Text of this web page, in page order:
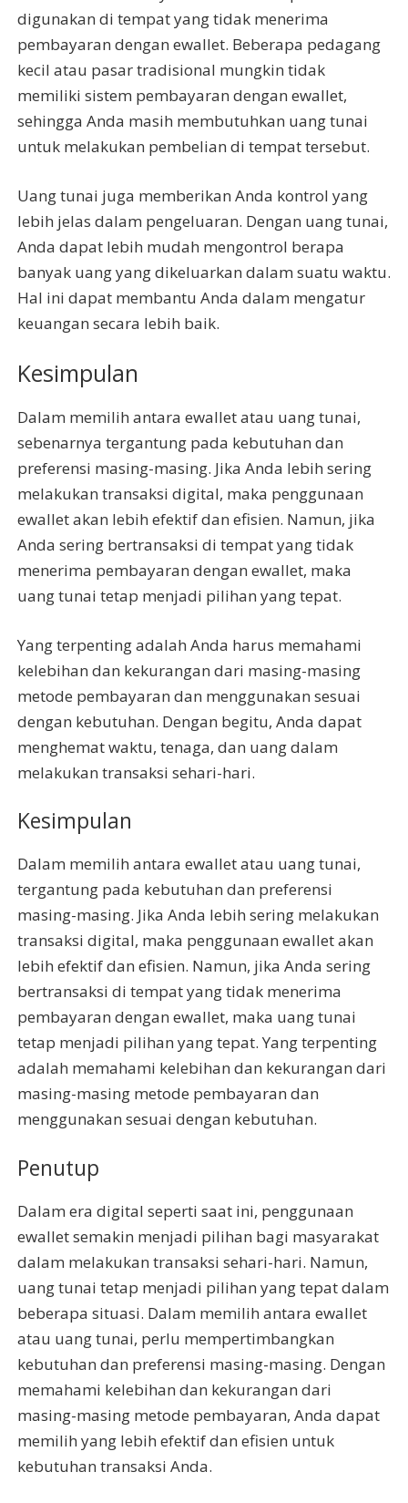
digunakan di tempat yang tidak menerima
pembayaran dengan ewallet. Beberapa pedagang
kecil atau pasar tradisional mungkin tidak
memiliki sistem pembayaran dengan ewallet,
sehingga Anda masih membutuhkan uang tunai
untuk melakukan pembelian di tempat tersebut.
Uang tunai juga memberikan Anda kontrol yang
lebih jelas dalam pengeluaran. Dengan uang tunai,
Anda dapat lebih mudah mengontrol berapa
banyak uang yang dikeluarkan dalam suatu waktu.
Hal ini dapat membantu Anda dalam mengatur
keuangan secara lebih baik.
Kesimpulan
Dalam memilih antara ewallet atau uang tunai,
sebenarnya tergantung pada kebutuhan dan
preferensi masing-masing. Jika Anda lebih sering
melakukan transaksi digital, maka penggunaan
ewallet akan lebih efektif dan efisien. Namun, jika
Anda sering bertransaksi di tempat yang tidak
menerima pembayaran dengan ewallet, maka
uang tunai tetap menjadi pilihan yang tepat.
Yang terpenting adalah Anda harus memahami
kelebihan dan kekurangan dari masing-masing
metode pembayaran dan menggunakan sesuai
dengan kebutuhan. Dengan begitu, Anda dapat
menghemat waktu, tenaga, dan uang dalam
melakukan transaksi sehari-hari.
Kesimpulan
Dalam memilih antara ewallet atau uang tunai,
tergantung pada kebutuhan dan preferensi
masing-masing. Jika Anda lebih sering melakukan
transaksi digital, maka penggunaan ewallet akan
lebih efektif dan efisien. Namun, jika Anda sering
bertransaksi di tempat yang tidak menerima
pembayaran dengan ewallet, maka uang tunai
tetap menjadi pilihan yang tepat. Yang terpenting
adalah memahami kelebihan dan kekurangan dari
masing-masing metode pembayaran dan
menggunakan sesuai dengan kebutuhan.
Penutup
Dalam era digital seperti saat ini, penggunaan
ewallet semakin menjadi pilihan bagi masyarakat
dalam melakukan transaksi sehari-hari. Namun,
uang tunai tetap menjadi pilihan yang tepat dalam
beberapa situasi. Dalam memilih antara ewallet
atau uang tunai, perlu mempertimbangkan
kebutuhan dan preferensi masing-masing. Dengan
memahami kelebihan dan kekurangan dari
masing-masing metode pembayaran, Anda dapat
memilih yang lebih efektif dan efisien untuk
kebutuhan transaksi Anda.